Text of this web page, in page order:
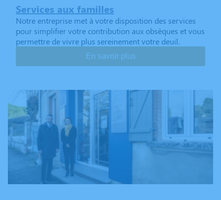
Services aux familles
Notre entreprise met à votre disposition des services
pour simplifier votre contribution aux obsèques et vous
permettre de vivre plus sereinement votre deuil.
En savoir plus